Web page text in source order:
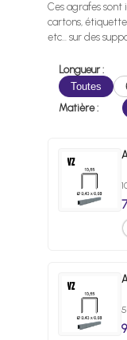
Ces agrafes sont
cartons,
etc... sur des
Longueur :
Toutes
Matière :